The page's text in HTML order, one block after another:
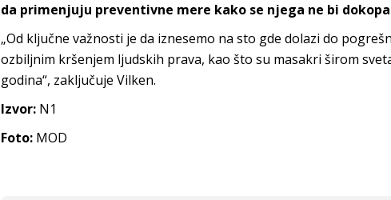
da primenjuju preventivne mere kako se njega ne bi
„Od ključne važnosti je da iznesemo na sto gde dolazi do
ozbiljnim kršenjem ljudskih prava, kao što su masakri širom
godina“, zaključuje Vilken.
Izvor: N1
Foto: MOD